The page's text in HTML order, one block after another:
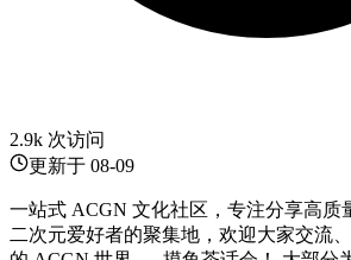
2.9k 次访问
更新于 08-09
一站式 ACGN 文化社区，专注分享高质
二次元爱好者的聚集地，欢迎大家交流